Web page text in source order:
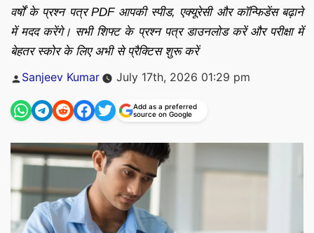
वर्षों के प्रश्न पत्र PDF आपकी स्पीड, एक्यूरेसी और कॉन्फिडेंस बढ़ाने
में मदद करेंगे। सभी शिफ्ट के प्रश्न पत्र डाउनलोड करें और परीक्षा में
बेहतर स्कोर के लिए अभी से प्रैक्टिस शुरू करें
Posted
Sanjeev Kumar July 17th, 2026 01:29 pm
Add as a preferred
source on Google